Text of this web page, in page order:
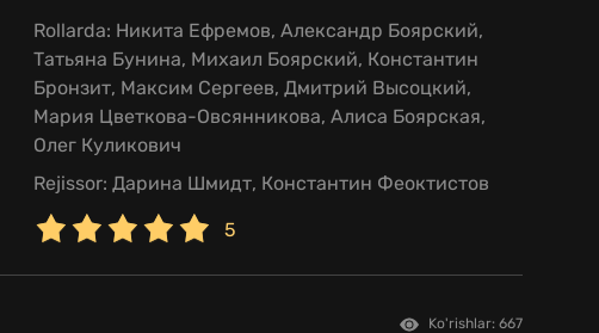
Rollarda: Никита Ефремов, Александр Боярский,
Татьяна Бунина, Михаил Боярский, Константин
Бронзит, Максим Сергеев, Дмитрий Высоцкий,
Мария Цветкова-Овсянникова, Алиса Боярская,
Олег Куликович
Rejissor: Дарина Шмидт, Константин Феоктистов
5
Ko'rishlar: 667